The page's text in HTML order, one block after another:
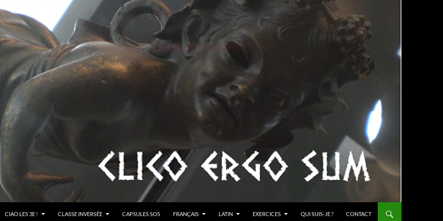
CIAO LES 3E ! CLASSE INVERSÉE CAPSULES SOS FRANÇAIS LATIN EXERCICES QUI SUIS-JE ? CONTACT